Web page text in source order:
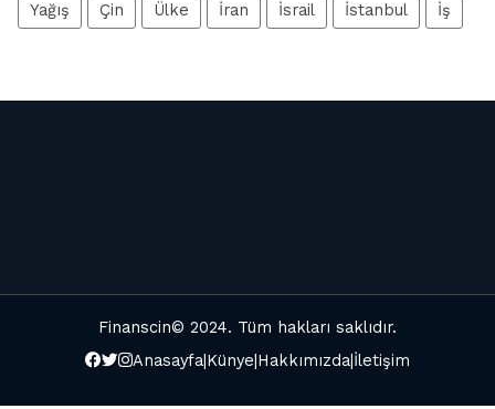
Yağış Çin Ülke İran İsrail İstanbul İş
Finanscin© 2024. Tüm hakları saklıdır.
Anasayfa Künye Hakkımızda İletişim